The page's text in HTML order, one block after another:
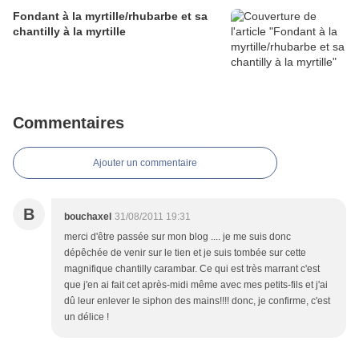
Fondant à la myrtille/rhubarbe et sa
chantilly à la myrtille
Commentaires
Ajouter un commentaire
B bouchaxel 31/08/2011 19:31
merci d'être passée sur mon blog .... je me suis donc
dépêchée de venir sur le tien et je suis tombée sur cette
magnifique chantilly carambar. Ce qui est très marrant c'est
que j'en ai fait cet après-midi même avec mes petits-fils et j'ai
dû leur enlever le siphon des mains!!!! donc, je confirme, c'est
un délice !